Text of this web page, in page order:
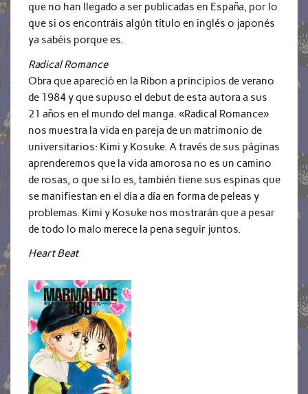
que no han llegado a ser publicadas en España, por lo
que si os encontráis algún título en inglés o japonés
ya sabéis porque es.
Radical Romance
Obra que apareció en la Ribon a principios de verano
de 1984 y que supuso el debut de esta autora a sus
21 años en el mundo del manga. «Radical Romance»
nos muestra la vida en pareja de un matrimonio de
universitarios: Kimi y Kosuke. A través de sus páginas
aprenderemos que la vida amorosa no es un camino
de rosas, o que si lo es, también tiene sus espinas que
se manifiestan en el día a día en forma de peleas y
problemas. Kimi y Kosuke nos mostrarán que a pesar
de todo lo malo merece la pena seguir juntos.
Heart Beat